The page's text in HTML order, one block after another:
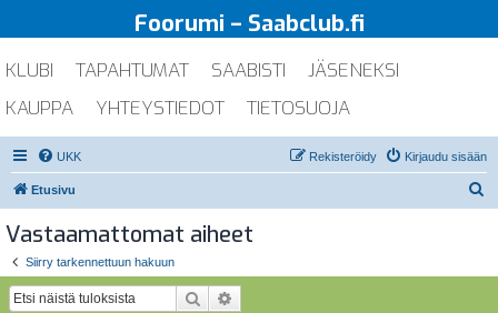
Foorumi – Saabclub.fi
KLUBI TAPAHTUMAT SAABISTI
JÄSENEKSI
KAUPPA
YHTEYSTIEDOT TIETOSUOJA
UKK Kirjaudu sisään
Rekisteröidy
Etusivu
Vastaamattomat aiheet
Siirry tarkennettuun hakuun
Etsi